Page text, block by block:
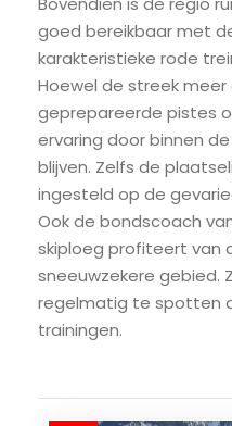
goed bereikbaar met
karakteristieke rode
Hoewel de streek meer
geprepareerde pistes
ervaring door binnen
blijven. Zelfs de
ingesteld op de
Ook de bondscoach
skiploeg profiteert van
sneeuwzekere gebied.
regelmatig te spotten
trainingen.